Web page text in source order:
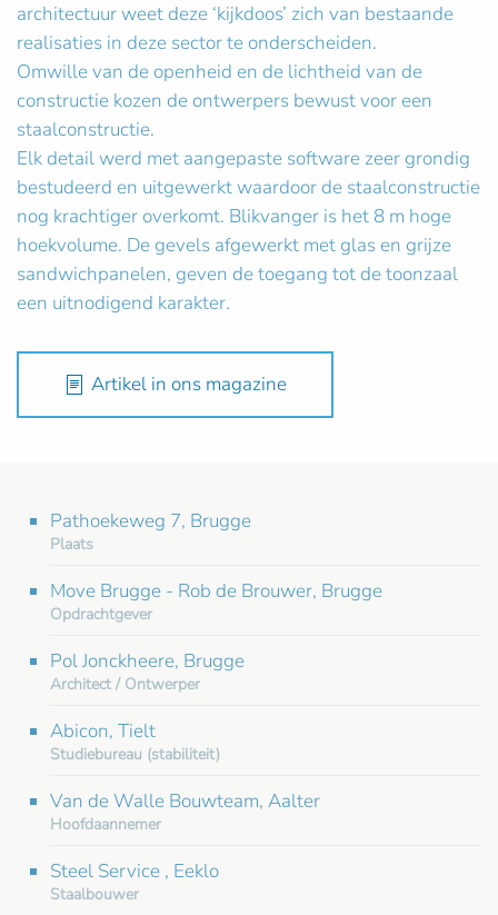
architectuur weet deze ‘kijkdoos’ zich van bestaande
realisaties in deze sector te onderscheiden.
Omwille van de openheid en de lichtheid van de
constructie kozen de ontwerpers bewust voor een
staalconstructie.
Elk detail werd met aangepaste software zeer grondig
bestudeerd en uitgewerkt waardoor de staalconstructie
nog krachtiger overkomt. Blikvanger is het 8 m hoge
hoekvolume. De gevels afgewerkt met glas en grijze
sandwichpanelen, geven de toegang tot de toonzaal
een uitnodigend karakter.
Artikel in ons magazine
Pathoekeweg 7, Brugge
Plaats
Move Brugge - Rob de Brouwer, Brugge
Opdrachtgever
Pol Jonckheere, Brugge
Architect / Ontwerper
Abicon, Tielt
Studiebureau (stabiliteit)
Van de Walle Bouwteam, Aalter
Hoofdaannemer
Steel Service , Eeklo
Staalbouwer